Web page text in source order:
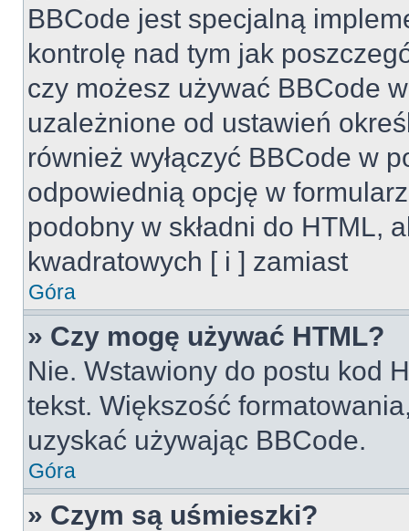
BBCode jest specjalną
kontrolę nad tym jak
czy możesz używać BBCode
uzależnione od ustawień
również wyłączyć BBCode w
odpowiednią opcję w
podobny w składni do HTML,
kwadratowych [ i ] zamiast
Góra
» Czy mogę używać HTML?
Nie. Wstawiony do postu kod
tekst. Większość
uzyskać używając BBCode.
Góra
» Czym są uśmieszki?